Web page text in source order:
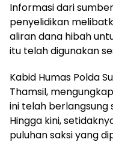
Informasi dari
penyelidikan
aliran dana hibah
itu telah digunakan
Kabid Humas Polda
Thamsil,
ini telah berlangsung
Hingga kini,
puluhan saksi yang